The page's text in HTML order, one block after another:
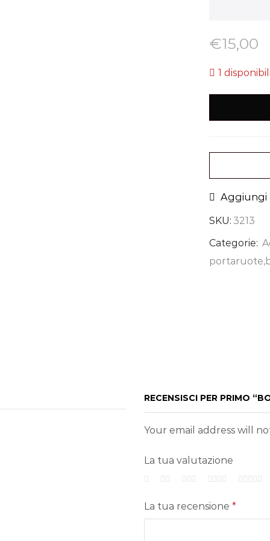
€15,00
1
Aggiungi
SKU: 3213
Categorie:
RECENSISCI PER PRIMO
Your email address will
La tua valutazione
La tua recensione *